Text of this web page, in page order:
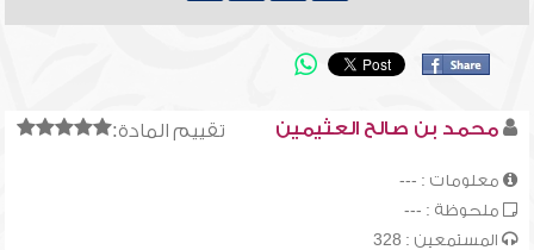
تقييم المادة: محمد بن صالح العثيمين
معلومات : ---
ملحوظة : ---
المستمعين : 328